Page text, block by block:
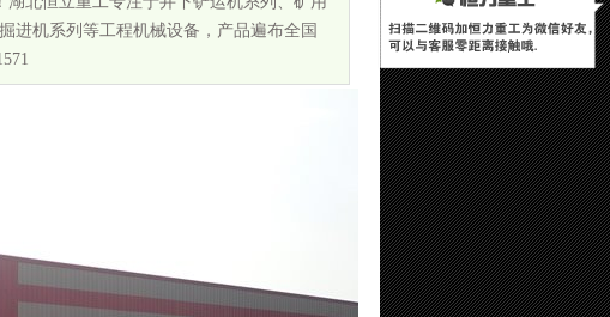
进机系列等工程机械设备，产品遍布全国